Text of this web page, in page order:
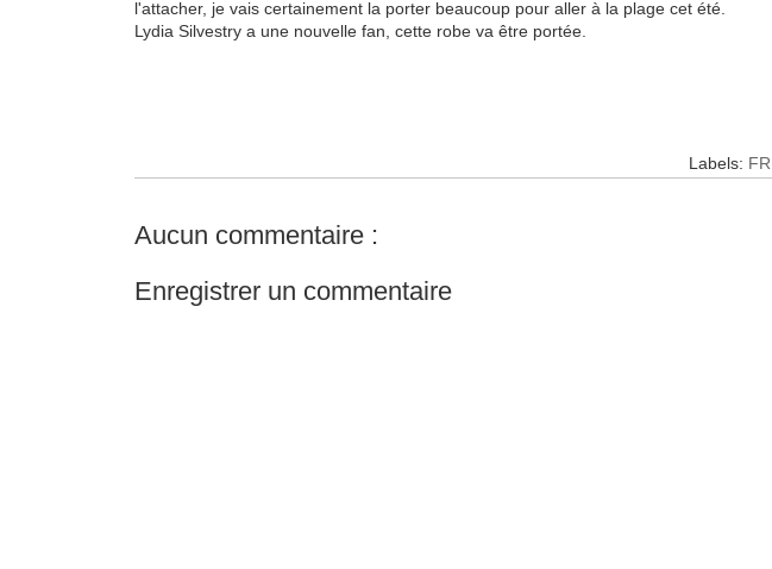
l'attacher, je vais certainement la porter beaucoup pour aller à la plage cet été.
Lydia Silvestry a une nouvelle fan, cette robe va être portée.
Labels: FR
Aucun commentaire :
Enregistrer un commentaire